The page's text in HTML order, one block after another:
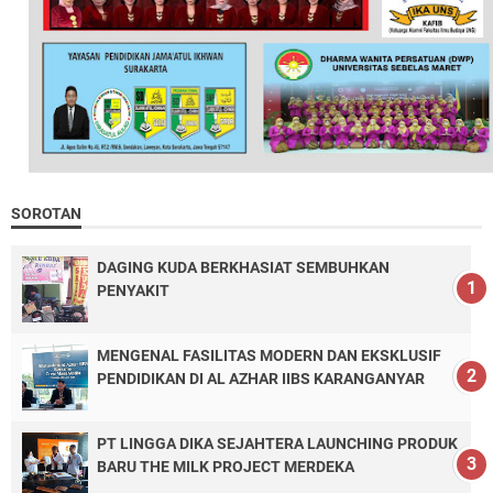
SOROTAN
DAGING KUDA BERKHASIAT SEMBUHKAN
PENYAKIT
MENGENAL FASILITAS MODERN DAN EKSKLUSIF
PENDIDIKAN DI AL AZHAR IIBS KARANGANYAR
PT LINGGA DIKA SEJAHTERA LAUNCHING PRODUK
BARU THE MILK PROJECT MERDEKA